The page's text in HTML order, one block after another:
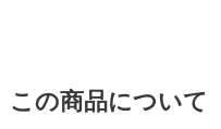
この商品について